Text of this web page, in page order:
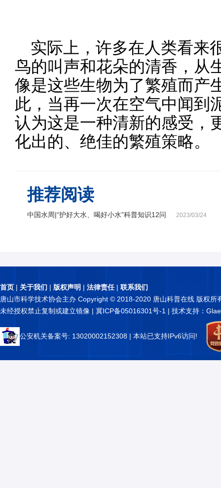
实际上，许多在人类看来
鸟的叫声和花朵的清香，从
像是这些生物为了繁殖而产
此，当再一次在空气中闻到
认为这是一种清新的感受，
化出的、绝佳的繁殖策略。
推荐阅读
中国水周|“护好大水、喝好小水”科普知识12问 2023/03/24
首页 | 关于我们 | 版权声明 | 法律责任| 联系我们
唐山市科学技术协会主办 Copyright © 2018-2020 唐山科普在线 版权所
未经授权禁止复制或建立镜像 | 冀ICP备05016301号-1 | 技术支持：
公安机关备案号: 13020002152308 | 本站已支持IPv6访问!